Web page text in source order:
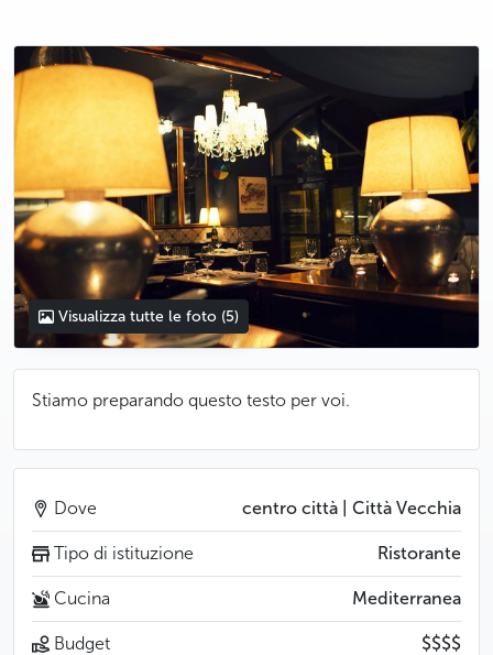
photo 5
Visualizza tutte le foto (5)
Stiamo preparando questo testo per voi.
Dove centro città | Città Vecchia
Tipo di istituzione Ristorante
Cucina Mediterranea
Budget $$$$